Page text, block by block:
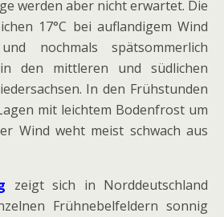
werden aber nicht erwartet. Die
17°C bei auflandigem Wind
nochmals spätsommerlich
den mittleren und südlichen
In den Frühstunden
mit leichtem Bodenfrost um
Wind weht meist schwach aus
zeigt sich in Norddeutschland
Frühnebelfeldern sonnig